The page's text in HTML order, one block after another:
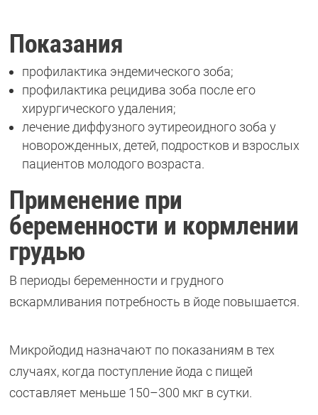
Показания
профилактика эндемического зоба;
профилактика рецидива зоба после его
хирургического удаления;
лечение диффузного эутиреоидного зоба у
новорожденных, детей, подростков и взрослых
пациентов молодого возраста.
Применение при
беременности и кормлении
грудью
В периоды беременности и грудного
вскармливания потребность в йоде повышается.
Микройодид назначают по показаниям в тех
случаях, когда поступление йода с пищей
составляет меньше 150–300 мкг в сутки.